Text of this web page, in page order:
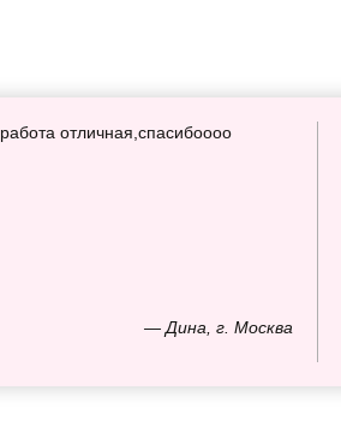
— Дина, г. Москва
работа отличная,спасибоооо